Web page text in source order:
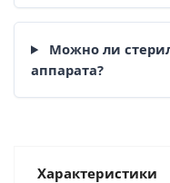
Можно ли
аппарата?
Характеристики